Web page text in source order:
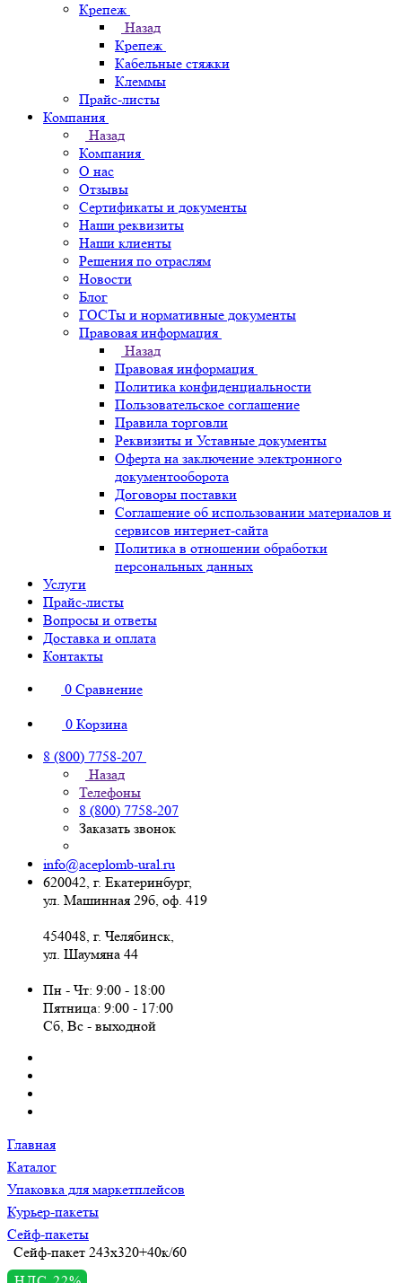
Крепеж
Назад
Крепеж
Кабельные стяжки
Клеммы
Прайс-листы
Компания
Назад
Компания
О нас
Отзывы
Сертификаты и документы
Наши реквизиты
Наши клиенты
Решения по отраслям
Новости
Блог
ГОСТы и нормативные документы
Правовая информация
Назад
Правовая информация
Политика конфиденциальности
Пользовательское соглашение
Правила торговли
Реквизиты и Уставные документы
Оферта на заключение электронного
документооборота
Договоры поставки
Соглашение об использовании материалов и
сервисов интернет-сайта
Политика в отношении обработки
персональных данных
Услуги
Прайс-листы
Вопросы и ответы
Доставка и оплата
Контакты
0 Сравнение
0 Корзина
8 (800) 7758-207
Назад
Телефоны
8 (800) 7758-207
Заказать звонок
info@aceplomb-ural.ru
620042, г. Екатеринбург,
ул. Машинная 29б, оф. 419
454048, г. Челябинск,
ул. Шаумяна 44
Пн - Чт: 9:00 - 18:00
Пятница: 9:00 - 17:00
Сб, Вc - выходной
Главная
Каталог
Упаковка для маркетплейсов
Курьер-пакеты
Сейф-пакеты
Сейф-пакет 243х320+40к/60